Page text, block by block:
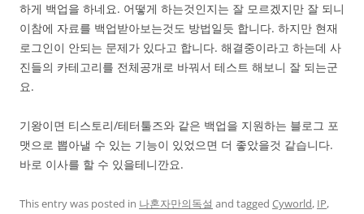
하게 백업을 하네요. 어떻게 하는것인지는 잘 모르겠지만 잘 되니
이참에 자료를 백업받아보는것도 방법일듯 합니다. 하지만 현재
로그인이 안되는 문제가 있다고 합니다. 해결중이라고 하는데 사
진들의 카테고리를 전체공개로 바꿔서 테스트 해보니 잘 되는군
요.
기왕이면 티스토리/테터툴즈와 같은 백업을 지원하는 블로그 포
맷으로 뽑아낼 수 있는 기능이 있었으면 더 좋았을것 같습니다.
바로 이사를 할 수 있을테니깐요.
This entry was posted in 나혼자만의독설 and tagged Cyworld, IP,